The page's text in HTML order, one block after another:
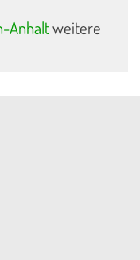
Anhaltweitere